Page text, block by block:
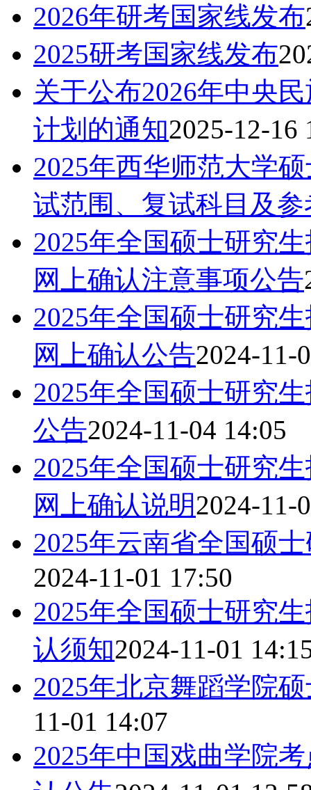
2026年研考国家线发布
2025研考国家线发布
关于公布2026年中央
计划的通知2025-12-16
2025年西华师范大学
试范围、复试科目及
2025年全国硕士研究
网上确认注意事项公告
2025年全国硕士研究
网上确认公告2024-11-
2025年全国硕士研究
公告2024-11-04 14:05
2025年全国硕士研究
网上确认说明2024-11-
2025年云南省全国硕
2024-11-01 17:50
2025年全国硕士研究
认须知2024-11-01
2025年北京舞蹈学院
11-01 14:07
2025年中国戏曲学院